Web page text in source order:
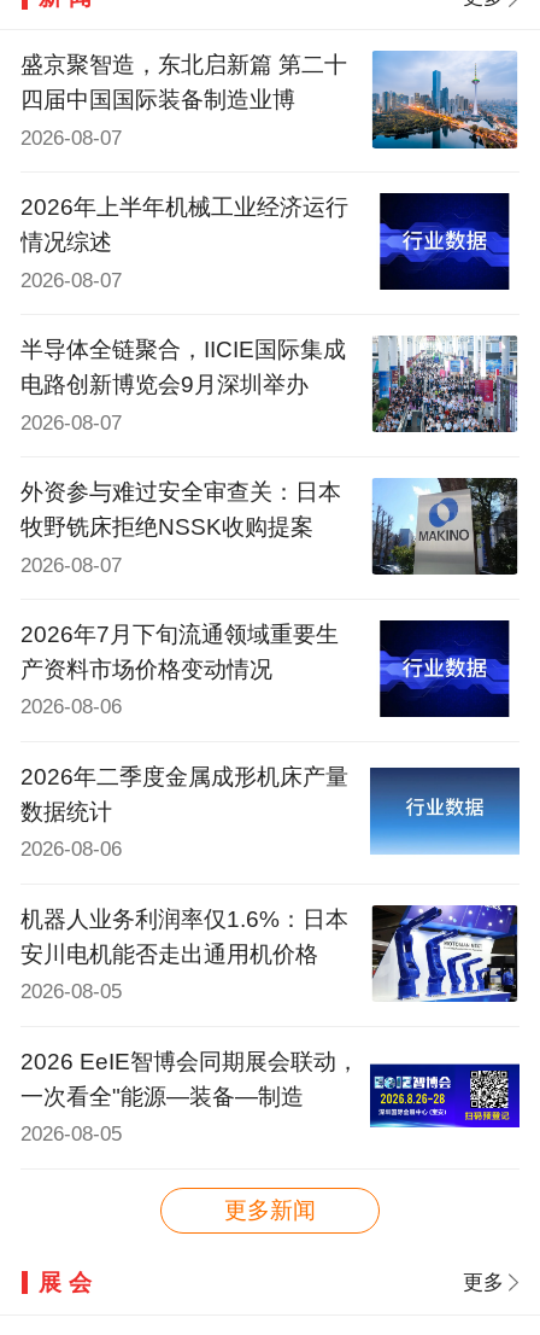
盛京聚智造，东北启新篇 第二十
四届中国国际装备制造业博
2026-08-07
2026年上半年机械工业经济运行
情况综述
2026-08-07
半导体全链聚合，IICIE国际集成
电路创新博览会9月深圳举办
2026-08-07
外资参与难过安全审查关：日本
牧野铣床拒绝NSSK收购提案
2026-08-07
2026年7月下旬流通领域重要生
产资料市场价格变动情况
2026-08-06
2026年二季度金属成形机床产量
数据统计
2026-08-06
机器人业务利润率仅1.6%：日本
安川电机能否走出通用机价格
2026-08-05
2026 EeIE智博会同期展会联动，
一次看全"能源—装备—制造
2026-08-05
更多新闻
展会 更多